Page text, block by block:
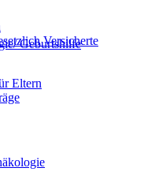
Geburtshilfe
Versicherte
Eltern